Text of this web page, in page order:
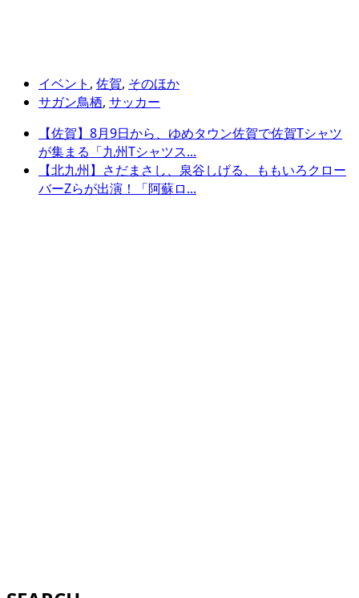
イベント , 佐賀, そのほか
サガン鳥栖, サッカー
【佐賀】8月9日から、ゆめタウン佐賀で佐賀Tシャツ
が集まる「九州Tシャツス...
【北九州】さだまさし、泉谷しげる、ももいろクロー
バーZらが出演！「阿蘇ロ...